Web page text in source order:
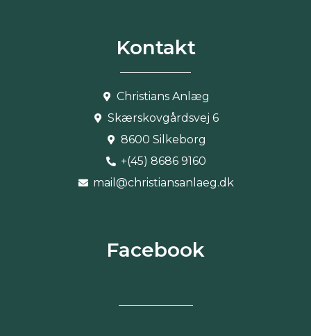
Kontakt
Christians Anlæg
Skærskovgårdsvej 6
8600 Silkeborg
+(45) 8686 9160
mail@christiansanlaeg.dk
Facebook